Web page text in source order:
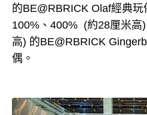
的BE@RBRICK Olaf經典玩
100%、400% (約28厘米高
高) 的BE@RBRICK
偶。